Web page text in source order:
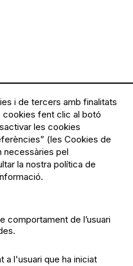
privacitat
cookies
i de tercers amb finalitats
cookies fent clic al botó
les cookies
(les Cookies de
necessàries pel
la nostra política de
comportament de l’usuari
a l'usuari que ha iniciat